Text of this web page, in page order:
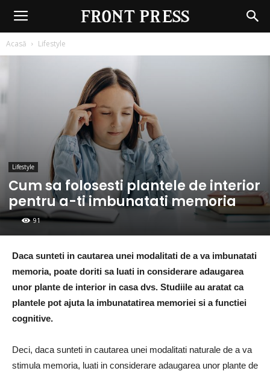
Front
Press
Acasă Lifestyle
Lifestyle
Cum sa folosesti plantele de interior
pentru a-ti imbunatati memoria
91
Daca sunteti in cautarea unei modalitati de a va imbunatati
memoria, poate doriti sa luati in considerare adaugarea
unor plante de interior in casa dvs. Studiile au aratat ca
plantele pot ajuta la imbunatatirea memoriei si a functiei
cognitive.
Deci, daca sunteti in cautarea unei modalitati naturale de a va
stimula memoria, luati in considerare adaugarea unor plante de